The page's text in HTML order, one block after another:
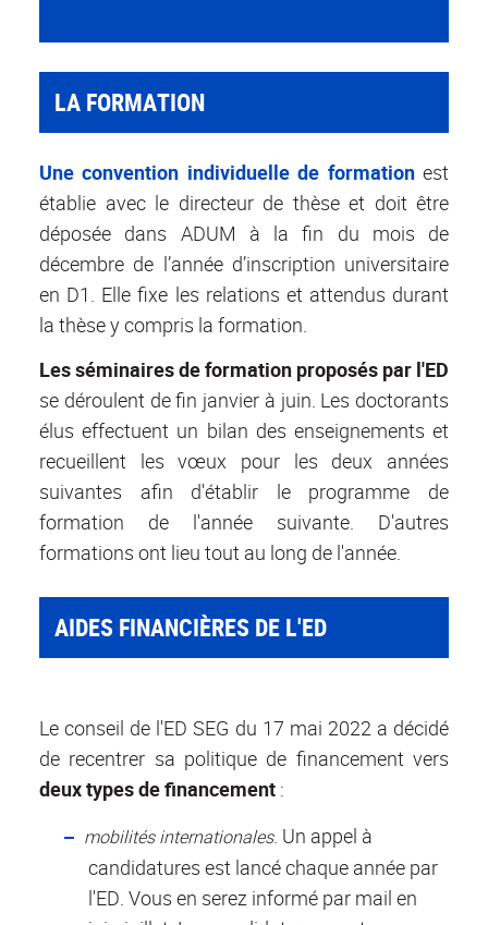
LA FORMATION
Une convention individuelle de formation est
établie avec le directeur de thèse et doit être
déposée dans ADUM à la fin du mois de
décembre de l’année d’inscription universitaire
en D1. Elle fixe les relations et attendus durant
la thèse y compris la formation.
Les séminaires de formation proposés par l'ED
se déroulent de fin janvier à juin. Les doctorants
élus effectuent un bilan des enseignements et
recueillent les vœux pour les deux années
suivantes afin d'établir le programme de
formation de l'année suivante. D'autres
formations ont lieu tout au long de l'année.
AIDES FINANCIÈRES DE L'ED
Le conseil de l'ED SEG du 17 mai 2022 a décidé
de recentrer sa politique de financement vers
deux types de financement :
mobilités internationales. Un appel à
candidatures est lancé chaque année par
l'ED. Vous en serez informé par mail en